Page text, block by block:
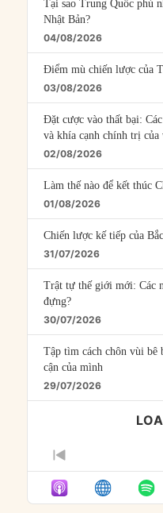
Tại sao Trung Quốc phủ
Nhật Bản?
04/08/2026
Điểm mù chiến lược của
03/08/2026
Đặt cược vào thất bại:
và khía cạnh chính trị
02/08/2026
Làm thế nào để kết thúc
01/08/2026
Chiến lược kế tiếp của
31/07/2026
Trật tự thế giới mới: Các
đựng?
30/07/2026
Tập tìm cách chôn vùi bê
cận của mình
29/07/2026
PREVIOUS
EPISODE